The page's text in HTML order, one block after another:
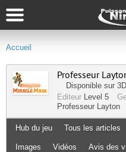
Accueil
Professeur
Disponible sur
Editeur Level 5
Professeur Layton
Hub du jeu Tous les articles
Images Vidéos Avis des